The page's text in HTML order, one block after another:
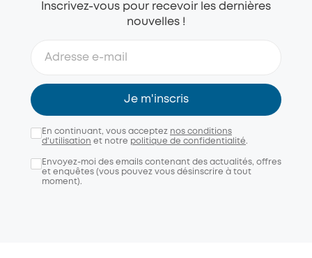
Inscrivez-vous pour recevoir les dernières
nouvelles !
Je m'inscris
En continuant, vous acceptez nos conditions
d'utilisation et notre politique de confidentialité.
Envoyez-moi des emails contenant des actualités, offres
et enquêtes (vous pouvez vous désinscrire à tout
moment).